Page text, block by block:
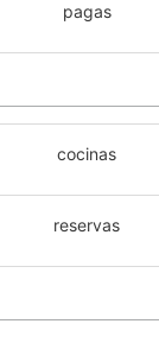
pagas
cocinas
reservas